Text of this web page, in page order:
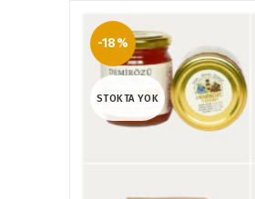
-18%
STOKTA YOK